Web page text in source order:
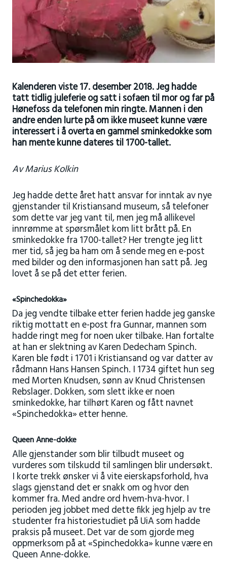
Kalenderen viste 17. desember 2018. Jeg hadde
tatt tidlig juleferie og satt i sofaen til mor og far på
Hønefoss da telefonen min ringte. Mannen i den
andre enden lurte på om ikke museet kunne være
interessert i å overta en gammel sminkedokke som
han mente kunne dateres til 1700-tallet.
Av Marius Kolkin
Jeg hadde dette året hatt ansvar for inntak av nye
gjenstander til Kristiansand museum, så telefoner
som dette var jeg vant til, men jeg må allikevel
innrømme at spørsmålet kom litt brått på. En
sminkedokke fra 1700-tallet? Her trengte jeg litt
mer tid, så jeg ba ham om å sende meg en e-post
med bilder og den informasjonen han satt på. Jeg
lovet å se på det etter ferien.
«Spinchedokka»
Da jeg vendte tilbake etter ferien hadde jeg ganske
riktig mottatt en e-post fra Gunnar, mannen som
hadde ringt meg for noen uker tilbake. Han fortalte
at han er slektning av Karen Dedecham Spinch.
Karen ble født i 1701 i Kristiansand og var datter av
rådmann Hans Hansen Spinch. I 1734 giftet hun seg
med Morten Knudsen, sønn av Knud Christensen
Rebslager. Dokken, som slett ikke er noen
sminkedokke, har tilhørt Karen og fått navnet
«Spinchedokka» etter henne.
Queen Anne-dokke
Alle gjenstander som blir tilbudt museet og
vurderes som tilskudd til samlingen blir undersøkt.
I korte trekk ønsker vi å vite eierskapsforhold, hva
slags gjenstand det er snakk om og hvor den
kommer fra. Med andre ord hvem-hva-hvor. I
perioden jeg jobbet med dette fikk jeg hjelp av tre
studenter fra historiestudiet på UiA som hadde
praksis på museet. Det var de som gjorde meg
oppmerksom på at «Spinchedokka» kunne være en
Queen Anne-dokke.